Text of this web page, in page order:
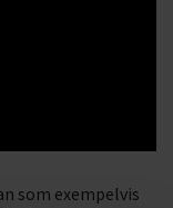
som exempelvis